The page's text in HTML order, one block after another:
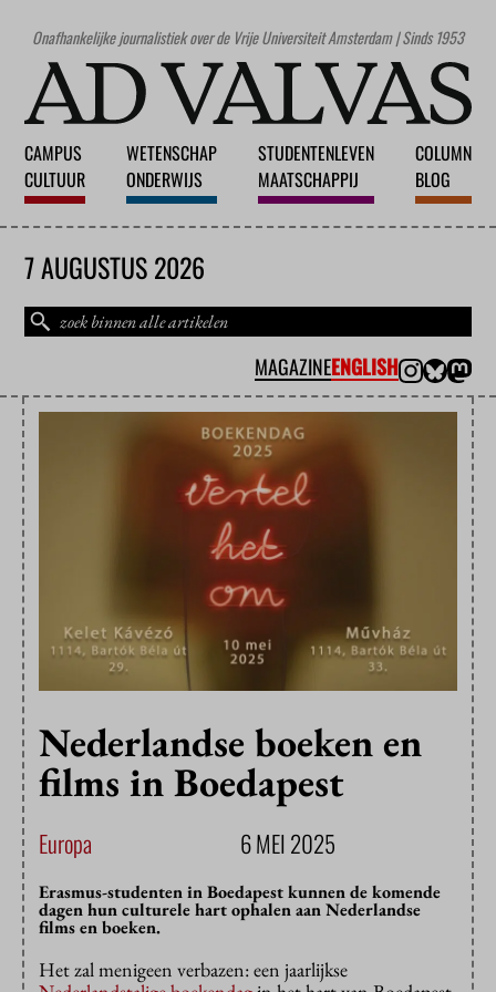
Onafhankelijke journalistiek over de Vrije Universiteit Amsterdam | Sinds 1953
CAMPUS
CULTUUR
WETENSCHAP
ONDERWIJS
STUDENTENLEVEN
MAATSCHAPPIJ
COLUMN
BLOG
7 AUGUSTUS 2026
MAGAZINEENGLISH
Nederlandse boeken en
films in Boedapest
Europa 6 MEI 2025
Erasmus-studenten in Boedapest kunnen de komende
dagen hun culturele hart ophalen aan Nederlandse
films en boeken.
Het zal menigeen verbazen: een jaarlijkse